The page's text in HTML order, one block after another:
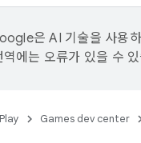
은 AI 기술을 사용
에는 오류가 있을 수
Games dev center